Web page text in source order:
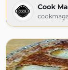
Cook